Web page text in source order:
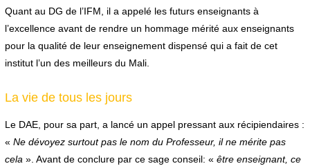
Quant au DG de l’IFM, il a appelé les futurs enseignants à
l’excellence avant de rendre un hommage mérité aux enseignants
pour la qualité de leur enseignement dispensé qui a fait de cet
institut l’un des meilleurs du Mali.
La vie de tous les jours
Le DAE, pour sa part, a lancé un appel pressant aux récipiendaires :
« Ne dévoyez surtout pas le nom du Professeur, il ne mérite pas
cela ». Avant de conclure par ce sage conseil: « être enseignant, ce